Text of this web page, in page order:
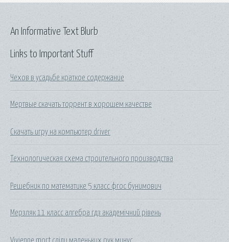
Links to Important Stuff
Чехов в усадьбе краткое содержание
Мертвые скачать торрент в хорошем качестве
Скачать игру на компьютер driver
Технологическая схема строительного производства
Решебник по математике 5 класс фгос бунимович
Мерзляк 11 класс алгебра гдз академічний рівень
Vivienne mort сліди маленьких рук минус
An Informative Text Blurb